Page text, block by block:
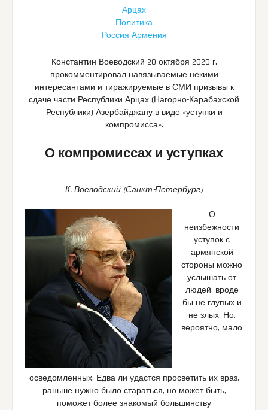
Арцах
Политика
Россия-Армения
Константин Воеводский 20 октября 2020 г.
прокомментировал навязываемые некими
интересантами и тиражируемые в СМИ призывы к
сдаче части Республики Арцах (Нагорно-Карабахской
Республики) Азербайджану в виде «уступки и
компромисса».
О компромиссах и уступках
К. Воеводский (Санкт-Петербург)
О
неизбежности
уступок с
армянской
стороны можно
услышать от
людей, вроде
бы не глупых и
не злых. Но,
вероятно, мало
осведомленных. Едва ли удастся просветить их враз,
раньше нужно было стараться, но может быть,
поможет более знакомый большинству